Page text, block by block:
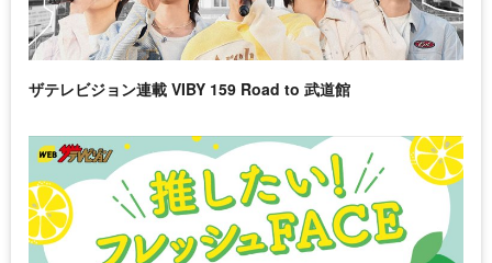
ザテレビジョン連載 VIBY 159 Road to 武道館